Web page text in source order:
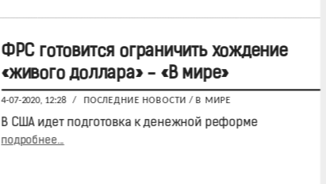
ФРС готовится ограничить хождение
«живого доллара» - «В мире»
4-07-2020, 12:28 / ПОСЛЕДНИЕ НОВОСТИ / В МИРЕ
В США идет подготовка к денежной реформе
подробнее...